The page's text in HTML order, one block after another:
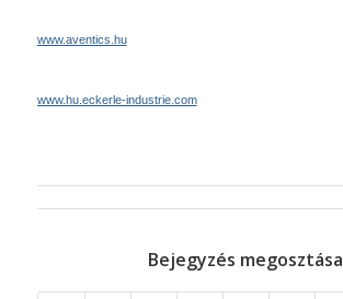
www.aventics.hu
www.hu.eckerle-industrie.com
Bejegyzés megosztása